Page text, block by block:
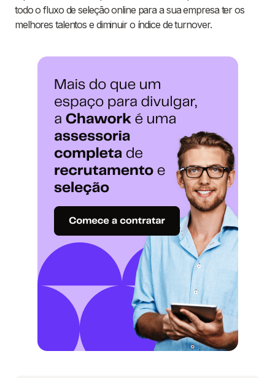
todo o fluxo de seleção online para a sua empresa ter os
melhores talentos e diminuir o índice de turnover.